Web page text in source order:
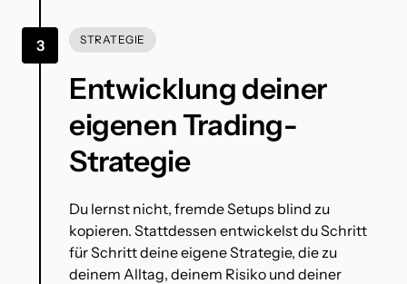
3 STRATEGIE
Entwicklung deiner
eigenen Trading-
Strategie
Du lernst nicht, fremde Setups blind zu
kopieren. Stattdessen entwickelst du Schritt
für Schritt deine eigene Strategie, die zu
deinem Alltag, deinem Risiko und deiner